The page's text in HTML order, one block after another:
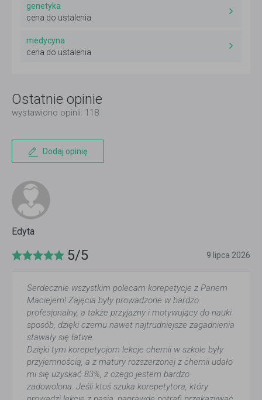
genetyka
cena do ustalenia
medycyna
cena do ustalenia
Ostatnie opinie
wystawiono opinii: 118
Dodaj opinię
Edyta
5/5 9 lipca 2026
Serdecznie wszystkim polecam korepetycje z Panem
Maciejem! Zajęcia były prowadzone w bardzo
profesjonalny, a także przyjazny i motywujący do nauki
sposób, dzięki czemu nawet najtrudniejsze zagadnienia
stawały się łatwe.
Dzięki tym korepetycjom lekcje chemii w szkole były
przyjemnością, a z matury rozszerzonej z chemii udało
mi się uzyskać 83%, z czego jestem bardzo
zadowolona. Jeśli ktoś szuka korepetytora, który